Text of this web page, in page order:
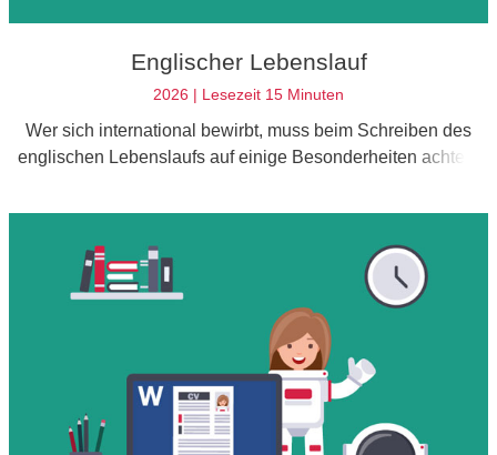
Englischer Lebenslauf
2026 | Lesezeit 15 Minuten
Wer sich international bewirbt, muss beim Schreiben des
englischen Lebenslaufs auf einige Besonderheiten achten.
Inhalt weichen von der deutschen Bewerbung ab.